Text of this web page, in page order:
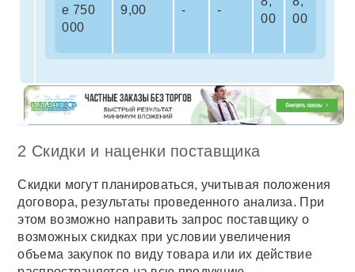
е 750
000
9,00 - -
00
00
2 Скидки и наценки поставщика
Скидки могут планироваться, учитывая положения
договора, результаты проведенного анализа. При
этом возможно направить запрос поставщику о
возможных скидках при условии увеличения
объема закупок по виду товара или их действие